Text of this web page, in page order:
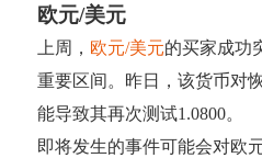
欧元/美元
上周， 欧元/美元的买家成功
重要区间。昨日，该货币对
能导致其再次测试1.0800。
即将发生的事件可能会对欧